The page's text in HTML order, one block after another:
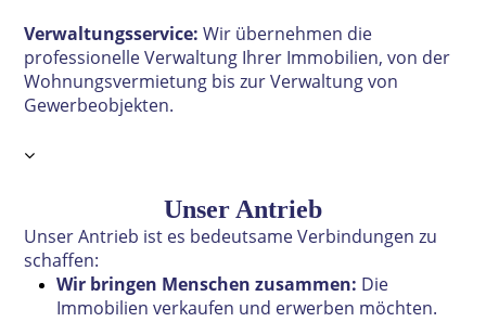
Verwaltungsservice: Wir übernehmen die
professionelle Verwaltung Ihrer Immobilien, von der
Wohnungsvermietung bis zur Verwaltung von
Gewerbeobjekten.
Unser Antrieb
Unser Antrieb ist es bedeutsame Verbindungen zu
schaffen:
Wir bringen Menschen zusammen: Die
Immobilien verkaufen und erwerben möchten.